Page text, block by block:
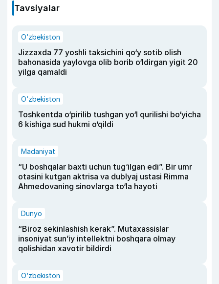
Tavsiyalar
O‘zbekiston
Jizzaxda 77 yoshli taksichini qo‘y sotib olish
bahonasida yaylovga olib borib o‘ldirgan yigit 20
yilga qamaldi
O‘zbekiston
Toshkentda o‘pirilib tushgan yo‘l qurilishi bo‘yicha
6 kishiga sud hukmi o‘qildi
Madaniyat
“U boshqalar baxti uchun tug‘ilgan edi”. Bir umr
otasini kutgan aktrisa va dublyaj ustasi Rimma
Ahmedovaning sinovlarga to‘la hayoti
Dunyo
“Biroz sekinlashish kerak”. Mutaxassislar
insoniyat sun’iy intellektni boshqara olmay
qolishidan xavotir bildirdi
O‘zbekiston